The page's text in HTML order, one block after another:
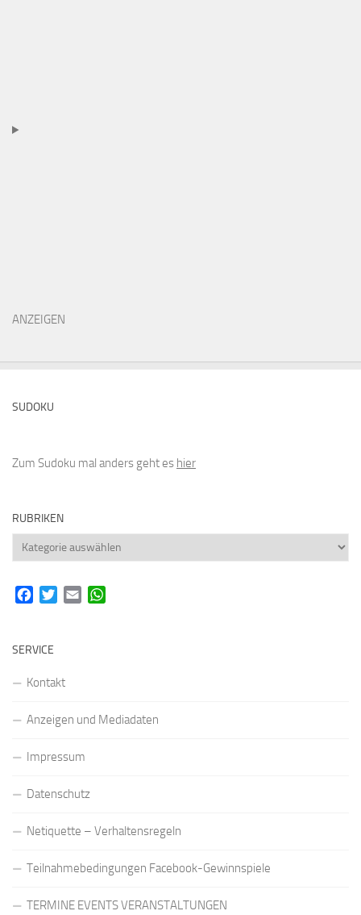
ANZEIGEN
SUDOKU
Zum Sudoku mal anders geht es hier
RUBRIKEN
Rubriken
FacebookTwitterEmail
SERVICE
Kontakt
Anzeigen und Mediadaten
Impressum
Datenschutz
Netiquette – Verhaltensregeln
Teilnahmebedingungen Facebook-Gewinnspiele
TERMINE EVENTS VERANSTALTUNGEN